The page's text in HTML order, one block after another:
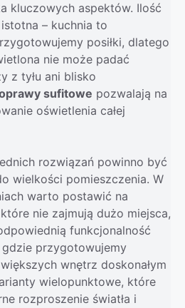
kluczowych aspektów. Ilość
– kuchnia to
posiłki, dlatego
nie może padać
z tyłu ani blisko
sufitowe pozwalają na
oświetlenia całej
rozwiązań powinno być
wielkości pomieszczenia. W
warto postawić na
nie zajmują dużo miejsca,
funkcjonalność
przygotowujemy
wnętrz doskonałym
wielopunktowe, które
rozproszenie światła i